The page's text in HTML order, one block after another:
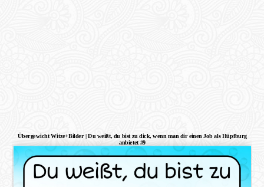
Übergewicht Witze+Bilder | Du weißt, du bist zu dick, wenn man dir einen Job als Hüpfburg
anbietet #9